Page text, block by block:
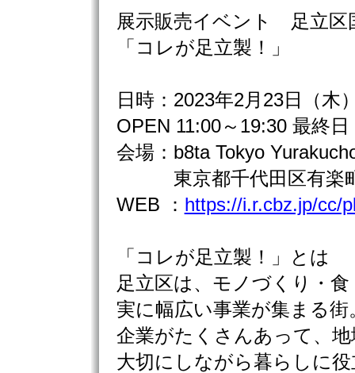
展示販売イベント 足立区
「コレが足立製！」
日時：2023年2月23日（木
OPEN 11:00～19:30 最終日
会場：b8ta Tokyo
東京都千代田区有楽町
WEB ： https://i.r.cbz.jp/cc/
「コレが足立製！」とは
足立区は、モノづくり・
実に幅広い事業が集まる
企業がたくさんあって、
大切にしながら暮らしに